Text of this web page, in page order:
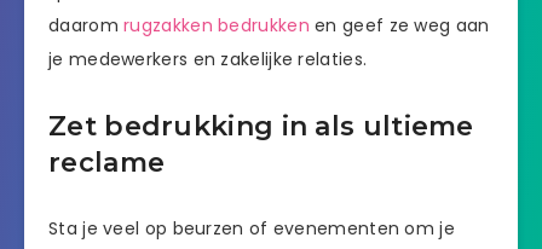
daaromrugzakken bedrukken en geef ze weg aan
je medewerkers en zakelijke relaties.
Zet bedrukking in als ultieme
reclame
Sta je veel op beurzen of evenementen om je